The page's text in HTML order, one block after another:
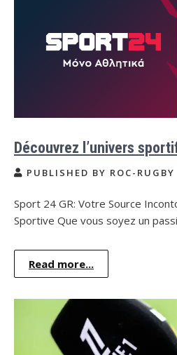
Découvrez l’univers
PUBLISHED BY ROC-RUGBY
Sport 24 GR: Votre Source
Sportive Que vous soyez un
Read more...